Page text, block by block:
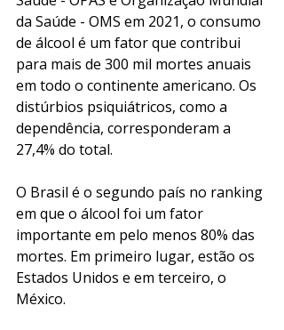
da Saúde - OMS em 2021, o consumo
de álcool é um fator que contribui
para mais de 300 mil mortes anuais
em todo o continente americano. Os
distúrbios psiquiátricos, como a
dependência, corresponderam a
27,4% do total.
O Brasil é o segundo país no ranking
em que o álcool foi um fator
importante em pelo menos 80% das
mortes. Em primeiro lugar, estão os
Estados Unidos e em terceiro, o
México.